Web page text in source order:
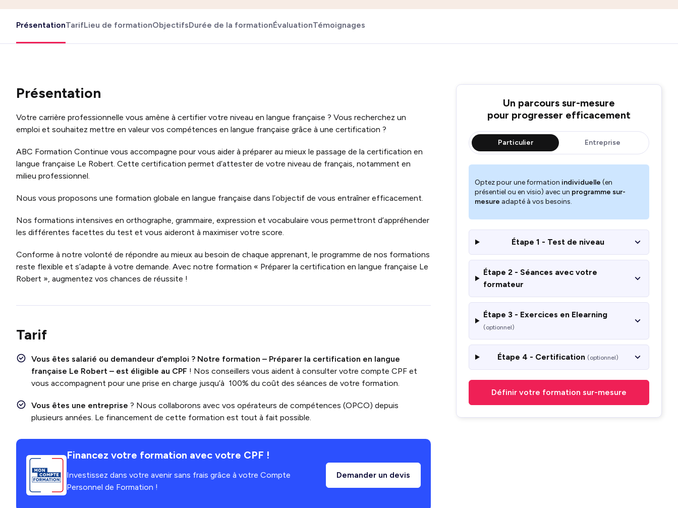
PrésentationTarifLieu de formationObjectifsDurée de la formationÉvaluationTémoignages
Un parcours sur-mesure
pour progresser efficacement
Particulier Entreprise
Optez pour une formation individuelle (en
présentiel ou en visio) avec un programme sur-
mesure adapté à vos besoins.
Étape 1 - Test de niveau
Étape 2 - Séances avec votre
formateur
Étape 3 - Exercices en Elearning
(optionnel)
Étape 4 - Certification (optionnel)
Définir votre formation sur-mesure
Présentation
Votre carrière professionnelle vous amène à certifier votre niveau en langue française ? Vous recherchez un
emploi et souhaitez mettre en valeur vos compétences en langue française grâce à une certification ?
ABC Formation Continue vous accompagne pour vous aider à préparer au mieux le passage de la certification en
langue française Le Robert. Cette certification permet d’attester de votre niveau de français, notamment en
milieu professionnel.
Nous vous proposons une formation globale en langue française dans l’objectif de vous entraîner efficacement.
Nos formations intensives en orthographe, grammaire, expression et vocabulaire vous permettront d’appréhender
les différentes facettes du test et vous aideront à maximiser votre score.
Conforme à notre volonté de répondre au mieux au besoin de chaque apprenant, le programme de nos formations
reste flexible et s’adapte à votre demande. Avec notre formation « Préparer la certification en langue française Le
Robert », augmentez vos chances de réussite !
Tarif
Vous êtes salarié ou demandeur d’emploi ? Notre formation – Préparer la certification en langue
française Le Robert – est éligible au CPF ! Nos conseillers vous aident à consulter votre compte CPF et
vous accompagnent pour une prise en charge jusqu’à 100% du coût des séances de votre formation.
Vous êtes une entreprise ? Nous collaborons avec vos opérateurs de compétences (OPCO) depuis
plusieurs années. Le financement de cette formation est tout à fait possible.
Financez votre formation avec votre CPF !
Investissez dans votre avenir sans frais grâce à votre Compte
Personnel de Formation !
Demander un devis